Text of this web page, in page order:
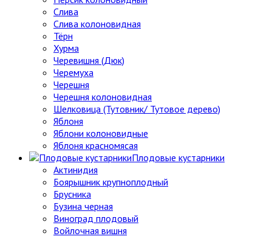
Слива
Слива колоновидная
Тёрн
Хурма
Черевишня (Дюк)
Черемуха
Черешня
Черешня колоновидная
Шелковица (Тутовник/ Тутовое дерево)
Яблоня
Яблони колоновидные
Яблоня красномясая
Плодовые кустарники
Актинидия
Боярышник крупноплодный
Брусника
Бузина черная
Виноград плодовый
Войлочная вишня